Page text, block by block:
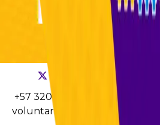
+57 3202738191
voluntarios@camiloencisov.com